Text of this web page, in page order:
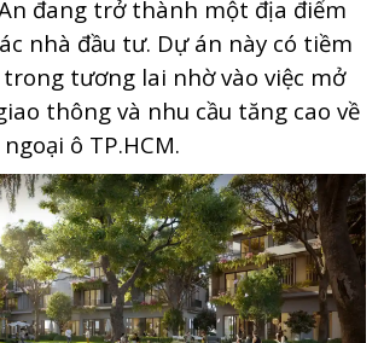
đang trở thành một địa điểm
nhà đầu tư. Dự án này có tiềm
tương lai nhờ vào việc mở
thông và nhu cầu tăng cao về
ô TP.HCM.